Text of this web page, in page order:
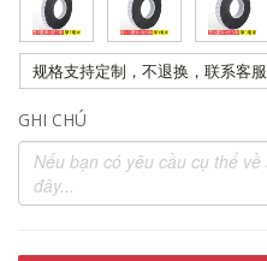
规格支持定制，不退换，联系客服
GHI CHÚ